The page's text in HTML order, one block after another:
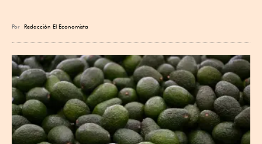
Por Redacción El Economista